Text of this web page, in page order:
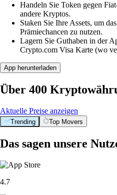
Handeln Sie Token gegen
andere Kryptos.
Staken Sie Ihre Assets, um
Prämiechancen zu nutzen.
Lagern Sie Guthaben in der
Crypto.com Visa Karte (wo
App herunterladen
Über 400
Aktuelle Preise anzeigen
Trending Top Movers
Das sagen unsere
4.7